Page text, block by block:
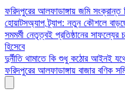
Skip
to
content
ফরিদপুরের আলফাডাঙ্গায় জমি
হোয়াটসঅ্যাপ ট্র্যাপ: নতুন কৌশলে
সমমর্মী নেতৃত্বই প্রতিষ্ঠানের সাফল্যের
হিসেবে
দুর্নীতি থামাতে কি শুধু কঠোর আইনই
ফরিদপুরের আলফাডাঙ্গায় বাজার বণিক